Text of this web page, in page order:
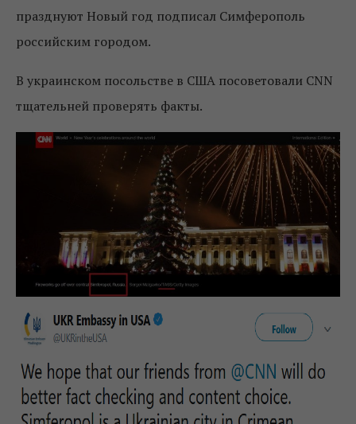
празднуют Новый год подписал Симферополь
российским городом.
В украинском посольстве в США посоветовали CNN
тщательней проверять факты.